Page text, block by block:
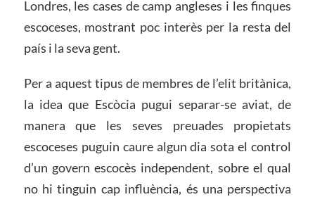
Londres, les cases de camp angleses i les finques
escoceses, mostrant poc interès per la resta del
país i la seva gent.
Per a aquest tipus de membres de l’elit britànica,
la idea que Escòcia pugui separar-se aviat, de
manera que les seves preuades propietats
escoceses puguin caure algun dia sota el control
d’un govern escocès independent, sobre el qual
no hi tinguin cap influència, és una perspectiva